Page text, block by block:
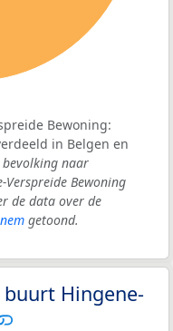
Bewoning:
in Belgen en
naar
Bewoning
de data over de
getoond.
Hingene-